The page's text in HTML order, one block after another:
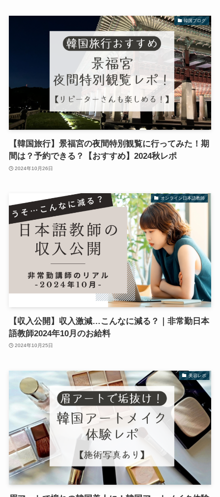
韓国ブログ
【韓国旅行】景福宮の夜間特別観覧に行ってみた！期
間は？予約できる？【おすすめ】2024秋レポ
2024年10月26日
オンライン日本語教師
【収入公開】収入激減…こんなに減る？｜非常勤日本
語教師2024年10月のお給料
2024年10月25日
美容レポ